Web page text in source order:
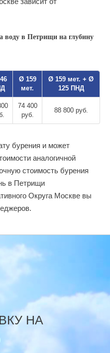
воду в Петрищи на глубину
Ø 159
мет.
Ø 159 мет. + Ø
125 ПНД
74 400
руб.
88 800 руб.
бурения и может
аналогичной
стоимость бурения
в Петрищи
Округа Москве вы
НА